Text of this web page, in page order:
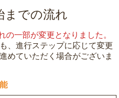
までの流れ
の一部が変更となりました。
、進行ステップに応じて変更
めていただく場合がございま